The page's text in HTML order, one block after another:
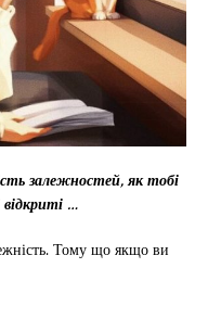
залежностей, як тобі
…
Тому що якщо ви